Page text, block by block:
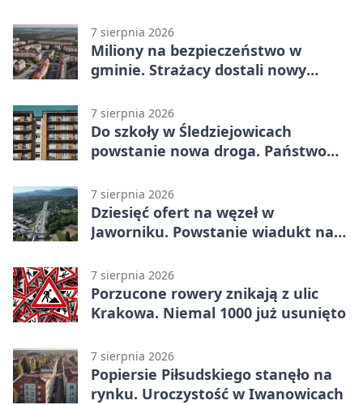
7 sierpnia 2026
Miliony na bezpieczeństwo w
gminie. Strażacy dostali nowy
7 sierpnia 2026
Do szkoły w Śledziejowicach
powstanie nowa droga. Państwo
7 sierpnia 2026
Dziesięć ofert na węzeł w
Jaworniku. Powstanie wiadukt nad
7 sierpnia 2026
Porzucone rowery znikają z ulic
Krakowa. Niemal 1000 już usunięto
7 sierpnia 2026
Popiersie Piłsudskiego stanęło na
rynku. Uroczystość w Iwanowicach